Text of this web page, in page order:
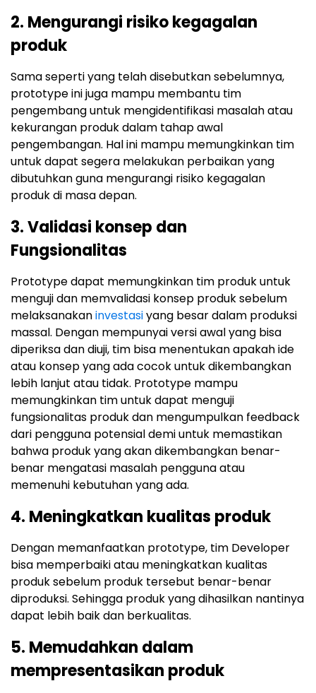
2. Mengurangi risiko kegagalan
produk
Sama seperti yang telah disebutkan sebelumnya,
prototype ini juga mampu membantu tim
pengembang untuk mengidentifikasi masalah atau
kekurangan produk dalam tahap awal
pengembangan. Hal ini mampu memungkinkan tim
untuk dapat segera melakukan perbaikan yang
dibutuhkan guna mengurangi risiko kegagalan
produk di masa depan.
3. Validasi konsep dan
Fungsionalitas
Prototype dapat memungkinkan tim produk untuk
menguji dan memvalidasi konsep produk sebelum
melaksanakaninvestasiyang besar dalam produksi
massal. Dengan mempunyai versi awal yang bisa
diperiksa dan diuji, tim bisa menentukan apakah ide
atau konsep yang ada cocok untuk dikembangkan
lebih lanjut atau tidak. Prototype mampu
memungkinkan tim untuk dapat menguji
fungsionalitas produk dan mengumpulkan feedback
dari pengguna potensial demi untuk memastikan
bahwa produk yang akan dikembangkan benar-
benar mengatasi masalah pengguna atau
memenuhi kebutuhan yang ada.
4. Meningkatkan kualitas produk
Dengan memanfaatkan prototype, tim Developer
bisa memperbaiki atau meningkatkan kualitas
produk sebelum produk tersebut benar-benar
diproduksi. Sehingga produk yang dihasilkan nantinya
dapat lebih baik dan berkualitas.
5. Memudahkan dalam
mempresentasikan produk